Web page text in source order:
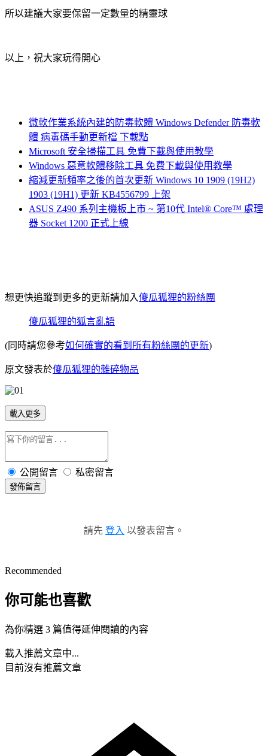
所以建議大家要保留一定數量的精靈球
以上，祝大家玩得開心
微軟作業系統內建的防毒軟體 Windows Defender 防毒軟
體 病毒碼手動更新檔 下載點
Microsoft 安全掃描工具 免費下載與使用教學
Windows 惡意軟體移除工具 免費下載與使用教學
縮減更新頻率之後的首次更新 Windows 10 1909 (19H2)
1903 (19H1) 更新 KB4556799 上架
ASUS Z490 系列主機板上市 ~ 第10代 Intel® Core™ 處理
器 Socket 1200 正式上線
想更快追蹤到更多的更新請加入傻瓜狐狸的粉絲團
傻瓜狐狸的狐言亂語
(同時請您參考如何確實的看到所有粉絲團的更新)
原文發表於傻瓜狐狸的雜碎物品
載入更多
公開留言 私密留言
發佈留言
請先 登入 以發表留言。
Recommended
你可能也喜歡
為你精選 3 篇值得延伸閱讀的內容
載入推薦文章中...
目前沒有推薦文章